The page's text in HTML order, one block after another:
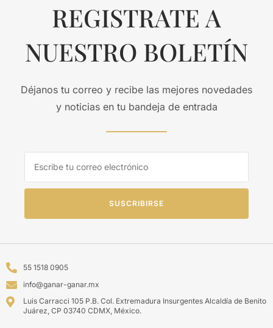
REGISTRATE A
NUESTRO BOLETÍN
Déjanos tu correo y recibe las mejores novedades
y noticias en tu bandeja de entrada
SUSCRIBIRSE
55 1518 0905
info@ganar-ganar.mx
Luis Carracci 105 P.B. Col. Extremadura Insurgentes Alcaldía de Benito
Juárez, CP 03740 CDMX, México.